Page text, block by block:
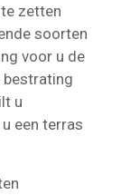
zetten
soorten
voor u de
bestrating
u
een terras